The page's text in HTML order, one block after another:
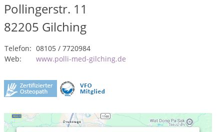
Pollingerstr. 11
82205 Gilching
Telefon: 08105 / 7720984
Web:
www.polli-med-gilching.de